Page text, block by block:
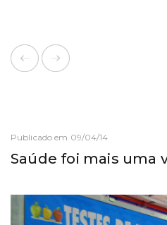
Publicado em 09/04/14
Saúde foi mais uma